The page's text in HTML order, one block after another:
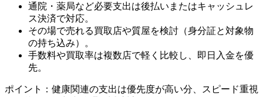
通院・薬局など必要支出は後払いまたはキャッシュレ
ス決済で対応。
その場で売れる買取店や質屋を検討（身分証と対象物
の持ち込み）。
手数料や買取率は複数店で軽く比較し、即日入金を優
先。
ポイント：健康関連の支出は優先度が高い分、スピード重視